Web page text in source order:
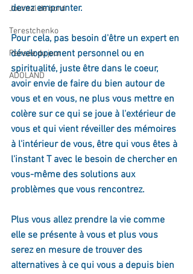
Journal de bord
Terestchenko
Pensée du jour
ADOLAND
devez emprunter.
Pour cela, pas besoin d'être un expert en
développement personnel ou en
spiritualité, juste être dans le coeur,
avoir envie de faire du bien autour de
vous et en vous, ne plus vous mettre en
colère sur ce qui se joue à l'extérieur de
vous et qui vient réveiller des mémoires
à l'intérieur de vous, être qui vous êtes à
l'instant T avec le besoin de chercher en
vous-même des solutions aux
problèmes que vous rencontrez.
Plus vous allez prendre la vie comme
elle se présente à vous et plus vous
serez en mesure de trouver des
alternatives à ce qui vous a depuis bien